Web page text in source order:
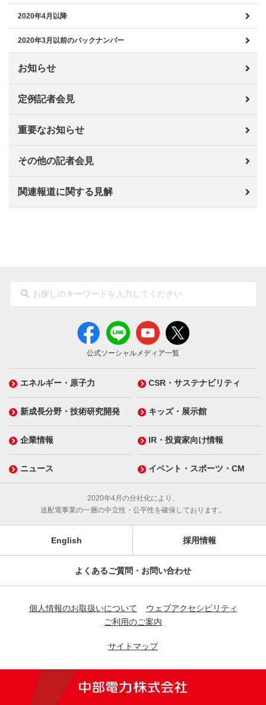
2020年4月以降
2020年3月以前のバックナンバー
お知らせ
定例記者会見
重要なお知らせ
その他の記者会見
関連報道に関する見解
公式ソーシャルメディア一覧
エネルギー・原子力 CSR・サステナビリティ
新成長分野・技術研究開発 キッズ・展示館
企業情報 IR・投資家向け情報
ニュース イベント・スポーツ・CM
2020年4月の分社化により、
送配電事業の一層の中立性・公平性を確保しております。
English 採用情報
よくあるご質問・お問い合わせ
個人情報のお取扱いについて
ウェブアクセシビリティ
ご利用のご案内
サイトマップ